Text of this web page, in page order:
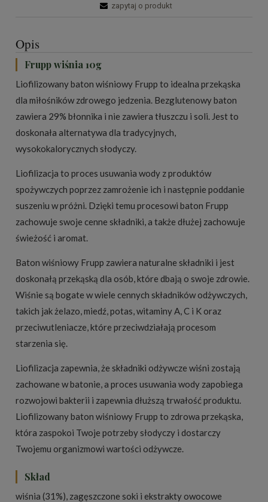
zapytaj o produkt
Opis
Frupp wiśnia 10g
Liofilizowany baton wiśniowy Frupp to idealna przekąska
dla miłośników zdrowego jedzenia. Bezglutenowy baton
zawiera 29% błonnika i nie zawiera tłuszczu i soli. Jest to
doskonała alternatywa dla tradycyjnych,
wysokokalorycznych słodyczy.
Liofilizacja to proces usuwania wody z produktów
spożywczych poprzez zamrożenie ich i następnie poddanie
suszeniu w próżni. Dzięki temu procesowi baton Frupp
zachowuje swoje cenne składniki, a także dłużej zachowuje
świeżość i aromat.
Baton wiśniowy Frupp zawiera naturalne składniki i jest
doskonałą przekąską dla osób, które dbają o swoje zdrowie.
Wiśnie są bogate w wiele cennych składników odżywczych,
takich jak żelazo, miedź, potas, witaminy A, C i K oraz
przeciwutleniacze, które przeciwdziałają procesom
starzenia się.
Liofilizacja zapewnia, że składniki odżywcze wiśni zostają
zachowane w batonie, a proces usuwania wody zapobiega
rozwojowi bakterii i zapewnia dłuższą trwałość produktu.
Liofilizowany baton wiśniowy Frupp to zdrowa przekąska,
która zaspokoi Twoje potrzeby słodyczy i dostarczy
Twojemu organizmowi wartości odżywcze.
Skład
wiśnia (31%), zagęszczone soki i ekstrakty owocowe